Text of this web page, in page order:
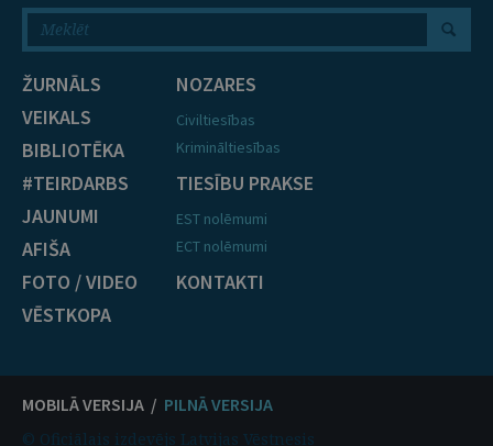
ŽURNĀLS
VEIKALS
BIBLIOTĒKA
#TEIRDARBS
JAUNUMI
AFIŠA
FOTO / VIDEO
VĒSTKOPA
NOZARES
Civiltiesības
Krimināltiesības
TIESĪBU PRAKSE
EST nolēmumi
ECT nolēmumi
KONTAKTI
MOBILĀ VERSIJA / PILNĀ VERSIJA
© Oficiālais izdevējs Latvijas Vēstnesis